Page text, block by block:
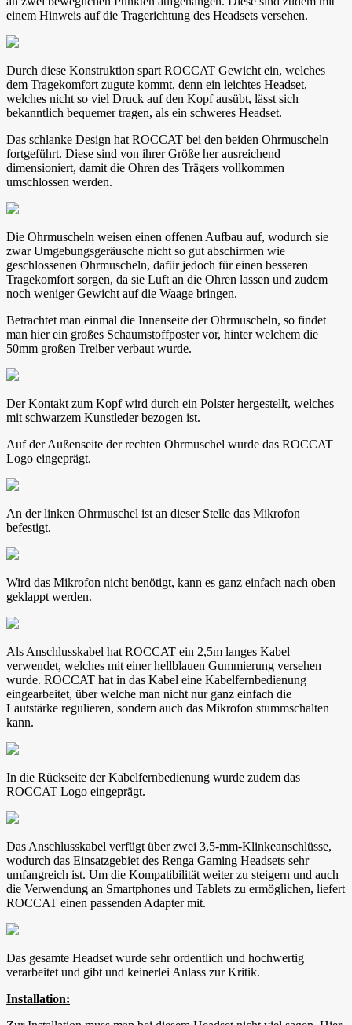
einem Hinweis auf die Tragerichtung des Headsets versehen.
Durch diese Konstruktion spart ROCCAT Gewicht ein, welches
dem Tragekomfort zugute kommt, denn ein leichtes Headset,
welches nicht so viel Druck auf den Kopf ausübt, lässt sich
bekanntlich bequemer tragen, als ein schweres Headset.
Das schlanke Design hat ROCCAT bei den beiden Ohrmuscheln
fortgeführt. Diese sind von ihrer Größe her ausreichend
dimensioniert, damit die Ohren des Trägers vollkommen
umschlossen werden.
Die Ohrmuscheln weisen einen offenen Aufbau auf, wodurch sie
zwar Umgebungsgeräusche nicht so gut abschirmen wie
geschlossenen Ohrmuscheln, dafür jedoch für einen besseren
Tragekomfort sorgen, da sie Luft an die Ohren lassen und zudem
noch weniger Gewicht auf die Waage bringen.
Betrachtet man einmal die Innenseite der Ohrmuscheln, so findet
man hier ein großes Schaumstoffposter vor, hinter welchem die
50mm großen Treiber verbaut wurde.
Der Kontakt zum Kopf wird durch ein Polster hergestellt, welches
mit schwarzem Kunstleder bezogen ist.
Auf der Außenseite der rechten Ohrmuschel wurde das ROCCAT
Logo eingeprägt.
An der linken Ohrmuschel ist an dieser Stelle das Mikrofon
befestigt.
Wird das Mikrofon nicht benötigt, kann es ganz einfach nach oben
geklappt werden.
Als Anschlusskabel hat ROCCAT ein 2,5m langes Kabel
verwendet, welches mit einer hellblauen Gummierung versehen
wurde. ROCCAT hat in das Kabel eine Kabelfernbedienung
eingearbeitet, über welche man nicht nur ganz einfach die
Lautstärke regulieren, sondern auch das Mikrofon stummschalten
kann.
In die Rückseite der Kabelfernbedienung wurde zudem das
ROCCAT Logo eingeprägt.
Das Anschlusskabel verfügt über zwei 3,5-mm-Klinkeanschlüsse,
wodurch das Einsatzgebiet des Renga Gaming Headsets sehr
umfangreich ist. Um die Kompatibilität weiter zu steigern und auch
die Verwendung an Smartphones und Tablets zu ermöglichen, liefert
ROCCAT einen passenden Adapter mit.
Das gesamte Headset wurde sehr ordentlich und hochwertig
verarbeitet und gibt und keinerlei Anlass zur Kritik.
Installation: